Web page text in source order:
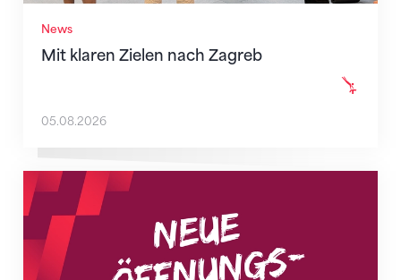
News
Mit klaren Zielen nach Zagreb
05.08.2026
Neue Empfangszeiten ab 1. August 2026